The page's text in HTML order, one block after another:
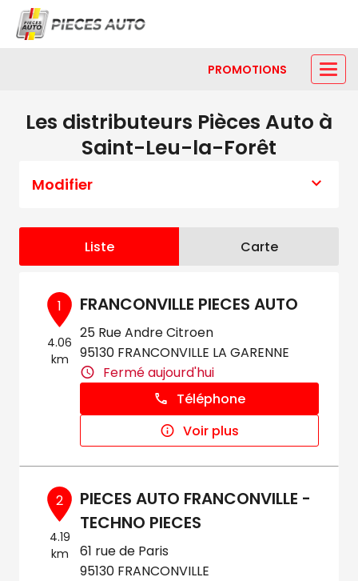
PROMOTIONS
Les distributeurs Pièces Auto à
Saint-Leu-la-Forêt
Modifier
Liste Carte
1
4.06
km
FRANCONVILLE PIECES AUTO
25 Rue Andre Citroen
95130 FRANCONVILLE LA GARENNE
Fermé aujourd'hui
Téléphone
Voir plus
2
4.19
km
PIECES AUTO FRANCONVILLE -
TECHNO PIECES
61 rue de Paris
95130 FRANCONVILLE